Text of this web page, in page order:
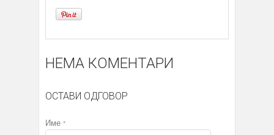
НЕМА КОМЕНТАРИ
ОСТАВИ ОДГОВОР
Име *